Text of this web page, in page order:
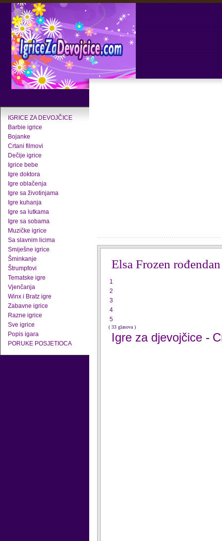
IGRICE ZA DEVOJČICE
Barbie igrice
Bojanke
Crtani filmovi
Dečije igrice
Igrice bebe
Igre doktora
Igre oblačenja
Igre sa životinjama
Igre kuhanja
Igre sa lutkama
Igre sa sobama
Muzičke igrice
Sa slavnim licima
Smiješne igrice
Šminkanje
Štrumpfovi
Tematske igre
Vjenčanja
Winx i Bratz igre
Zabavne igrice
Razne igrice
Sve igrice
Popis igara
PORUKE POSJETIOCA
Elsa Frozen rođendan
1
2
3
4
5
( 33 glasova )
Igre za djevojčice -